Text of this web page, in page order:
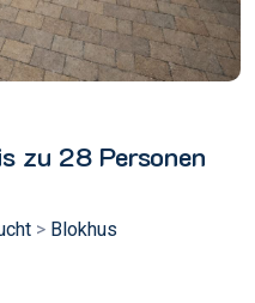
zu 28 Personen
> Blokhus